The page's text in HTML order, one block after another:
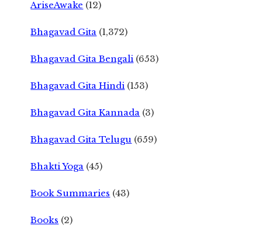
AriseAwake (12)
Bhagavad Gita (1,372)
Bhagavad Gita Bengali (653)
Bhagavad Gita Hindi (153)
Bhagavad Gita Kannada (3)
Bhagavad Gita Telugu (659)
Bhakti Yoga (45)
Book Summaries (43)
Books (2)